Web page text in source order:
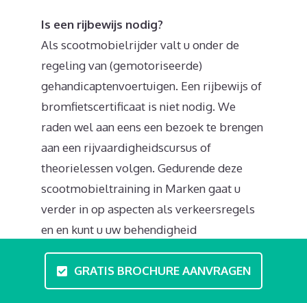
Is een rijbewijs nodig?
Als scootmobielrijder valt u onder de
regeling van (gemotoriseerde)
gehandicaptenvoertuigen. Een rijbewijs of
bromfietscertificaat is niet nodig. We
raden wel aan eens een bezoek te brengen
aan een rijvaardigheidscursus of
theorielessen volgen. Gedurende deze
scootmobieltraining in Marken gaat u
verder in op aspecten als verkeersregels
en en kunt u uw behendigheid
ontwikkelen. Het uitgangspunt van de
regels in het verkeer zijn: de scoot mag
zich begeven op het stoep, voetpad,
GRATIS BROCHURE AANVRAGEN